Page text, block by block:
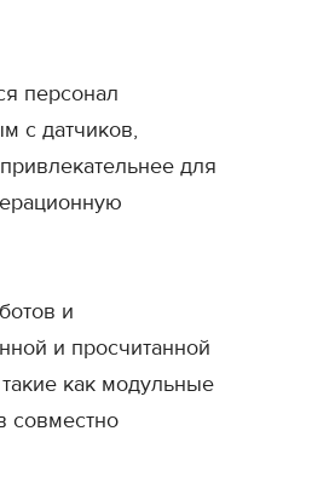
персонал
с датчиков,
для
и
и просчитанной
как модульные
совместно